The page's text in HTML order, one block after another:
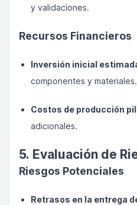
y validaciones.
Recursos Financieros
Inversión inicial
componentes y materiales.
Costos de producción
adicionales.
5. Evaluación de
Riesgos Potenciales
Retrasos en la entrega